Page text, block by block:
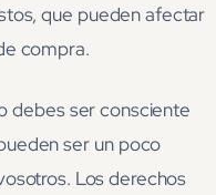
que pueden afectar
compra.
debes ser consciente
ser un poco
Los derechos